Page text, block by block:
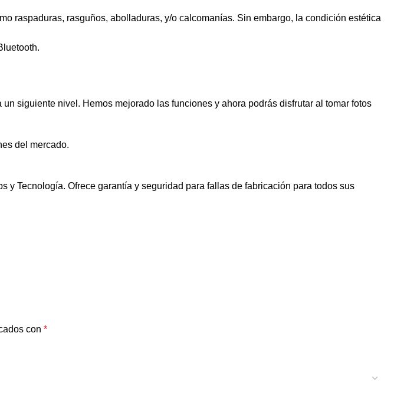
raspaduras, rasguños, abolladuras, y/o calcomanías. Sin embargo, la condición estética
siguiente nivel. Hemos mejorado las funciones y ahora podrás disfrutar al tomar fotos
del mercado.
y Tecnología. Ofrece garantía y seguridad para fallas de fabricación para todos sus
con *